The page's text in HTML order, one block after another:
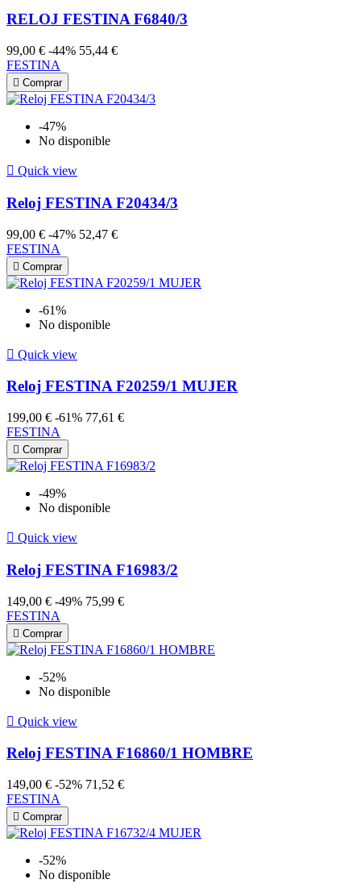
RELOJ FESTINA F6840/3
99,00 € -44% 55,44 €
FESTINA
 Comprar
-47%
No disponible
 Quick view
Reloj FESTINA F20434/3
99,00 € -47% 52,47 €
FESTINA
 Comprar
-61%
No disponible
 Quick view
Reloj FESTINA F20259/1 MUJER
199,00 € -61% 77,61 €
FESTINA
 Comprar
-49%
No disponible
 Quick view
Reloj FESTINA F16983/2
149,00 € -49% 75,99 €
FESTINA
 Comprar
-52%
No disponible
 Quick view
Reloj FESTINA F16860/1 HOMBRE
149,00 € -52% 71,52 €
FESTINA
 Comprar
-52%
No disponible